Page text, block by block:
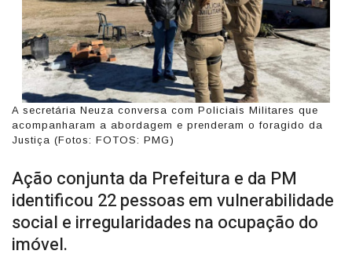
A secretária Neuza conversa com Policiais Militares que
acompanharam a abordagem e prenderam o foragido da
Justiça (Fotos: FOTOS: PMG)
Ação conjunta da Prefeitura e da PM
identificou 22 pessoas em vulnerabilidade
social e irregularidades na ocupação do
imóvel.